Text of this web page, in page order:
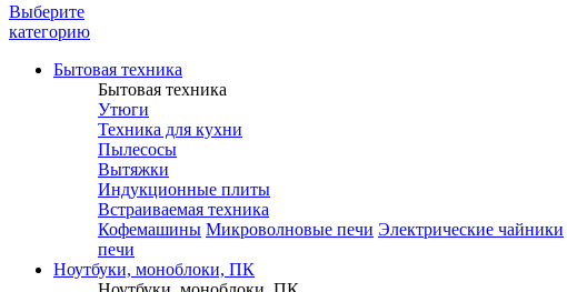
Выберите
категорию
Бытовая техника
Бытовая техника
Утюги
Техника для кухни
Пылесосы
Вытяжки
Индукционные плиты
Встраиваемая техника
Кофемашины Микроволновые печи Электрические чайники
печи
Ноутбуки, моноблоки, ПК